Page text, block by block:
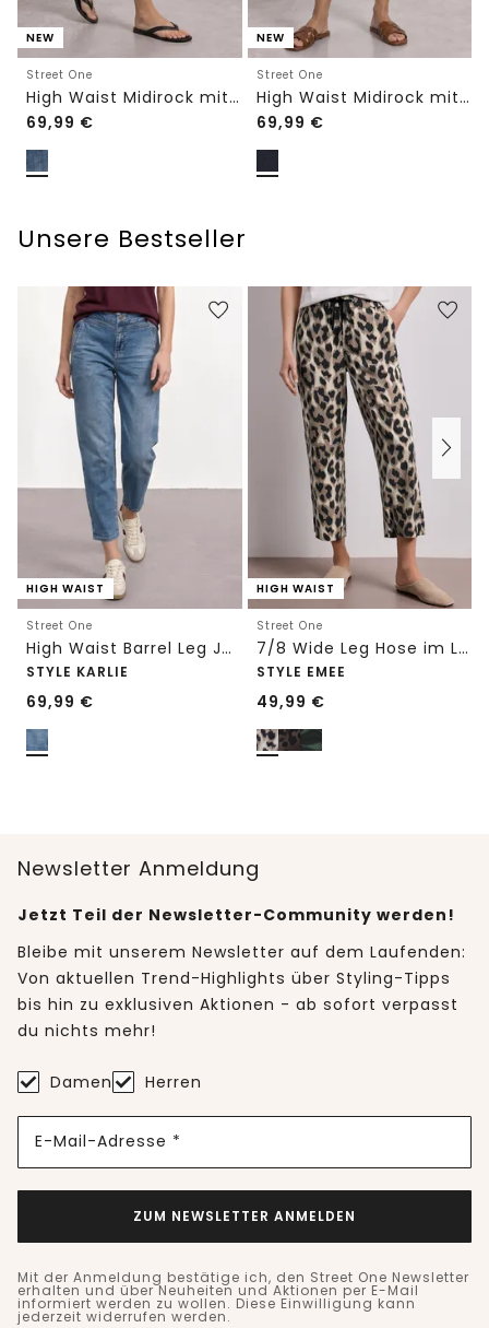
NEW
Street One
High Waist Midirock mit Knopfdetails
69,99 €
NEW
Street One
High Waist Midirock mit Gürtel
69,99 €
Unsere Bestseller
HIGH WAIST
Street One
High Waist Barrel Leg Jeans im Loose Fit
STYLE KARLIE
69,99 €
HIGH WAIST
Street One
7/8 Wide Leg Hose im Loose Fit mit Print
STYLE EMEE
49,99 €
Newsletter Anmeldung
Jetzt Teil der Newsletter-Community werden!
Bleibe mit unserem Newsletter auf dem Laufenden:
Von aktuellen Trend-Highlights über Styling-Tipps
bis hin zu exklusiven Aktionen - ab sofort verpasst
du nichts mehr!
Damen Herren
E-Mail-Adresse *
ZUM NEWSLETTER ANMELDEN
Mit der Anmeldung bestätige ich, den Street One Newsletter
erhalten und über Neuheiten und Aktionen per E-Mail
informiert werden zu wollen. Diese Einwilligung kann
jederzeit widerrufen werden.